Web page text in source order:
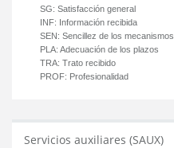
SG: Satisfacción general
INF: Información recibida
SEN: Sencillez de los mecanismos
PLA: Adecuación de los plazos
TRA: Trato recibido
PROF: Profesionalidad
Servicios auxiliares (SAUX)